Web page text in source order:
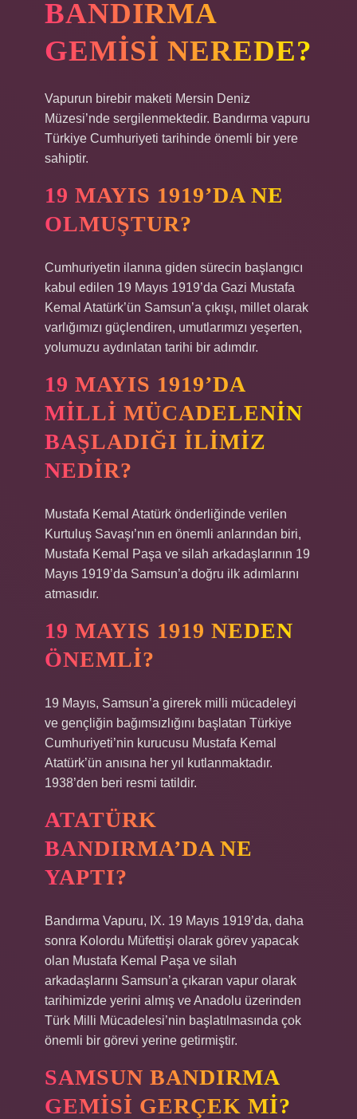
BANDIRMA
GEMISI NEREDE?
Vapurun birebir maketi Mersin Deniz
Müzesi’nde sergilenmektedir. Bandırma vapuru
Türkiye Cumhuriyeti tarihinde önemli bir yere
sahiptir.
19 MAYIS 1919’DA NE
OLMUŞTUR?
Cumhuriyetin ilanına giden sürecin başlangıcı
kabul edilen 19 Mayıs 1919’da Gazi Mustafa
Kemal Atatürk’ün Samsun’a çıkışı, millet olarak
varlığımızı güçlendiren, umutlarımızı yeşerten,
yolumuzu aydınlatan tarihi bir adımdır.
19 MAYIS 1919’DA
MILLI MÜCADELENIN
BAŞLADIĞI ILIMIZ
NEDIR?
Mustafa Kemal Atatürk önderliğinde verilen
Kurtuluş Savaşı’nın en önemli anlarından biri,
Mustafa Kemal Paşa ve silah arkadaşlarının 19
Mayıs 1919’da Samsun’a doğru ilk adımlarını
atmasıdır.
19 MAYIS 1919 NEDEN
ÖNEMLI?
19 Mayıs, Samsun’a girerek milli mücadeleyi
ve gençliğin bağımsızlığını başlatan Türkiye
Cumhuriyeti’nin kurucusu Mustafa Kemal
Atatürk’ün anısına her yıl kutlanmaktadır.
1938’den beri resmi tatildir.
ATATÜRK
BANDIRMA’DA NE
YAPTI?
Bandırma Vapuru, IX. 19 Mayıs 1919’da, daha
sonra Kolordu Müfettişi olarak görev yapacak
olan Mustafa Kemal Paşa ve silah
arkadaşlarını Samsun’a çıkaran vapur olarak
tarihimizde yerini almış ve Anadolu üzerinden
Türk Milli Mücadelesi’nin başlatılmasında çok
önemli bir görevi yerine getirmiştir.
SAMSUN BANDIRMA
GEMISI GERÇEK MI?